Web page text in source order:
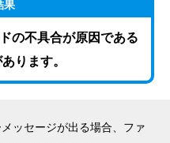
果
の不具合が原因である
ります。
ッセージが出る場合、ファ